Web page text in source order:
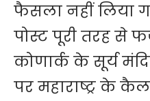
फैसला नहीं लिया
पोस्ट पूरी तरह से
कोणार्क के सूर्य
पर महाराष्ट्र के